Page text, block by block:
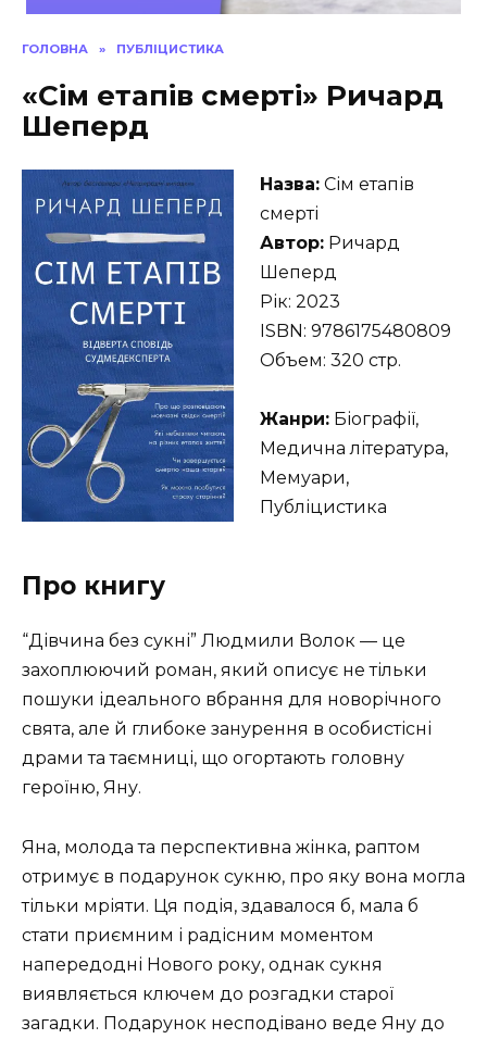
ГОЛОВНА » ПУБЛІЦИСТИКА
«Сім етапів смерті» Ричард
Шеперд
Назва: Сім етапів
смерті
Автор: Ричард
Шеперд
Рік: 2023
ISBN: 9786175480809
Объем: 320 стр.
Жанри: Біографії,
Медична література,
Мемуари,
Публіцистика
Про книгу
“Дівчина без сукні” Людмили Волок — це
захоплюючий роман, який описує не тільки
пошуки ідеального вбрання для новорічного
свята, але й глибоке занурення в особистісні
драми та таємниці, що огортають головну
героїню, Яну.
Яна, молода та перспективна жінка, раптом
отримує в подарунок сукню, про яку вона могла
тільки мріяти. Ця подія, здавалося б, мала б
стати приємним і радісним моментом
напередодні Нового року, однак сукня
виявляється ключем до розгадки старої
загадки. Подарунок несподівано веде Яну до